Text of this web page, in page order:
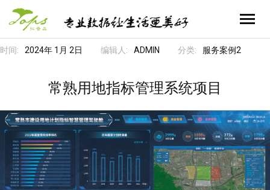
首页
业务领域
- 不动产全流程服务
- 自然资源空间信息服务
- 资产管理运营智能化服务
关于拓普森
- 公司简介
- 公司历程
企业文化
- 新闻资讯
联系我们
时间: 2024年 1月 2日 编辑人: ADMIN 分类: 服务案例2
常熟用地指标管理系统项目